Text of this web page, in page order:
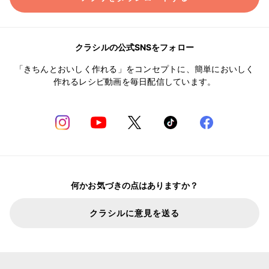
クラシルの公式SNSをフォロー
「きちんとおいしく作れる」をコンセプトに、簡単においしく
作れるレシピ動画を毎日配信しています。
何かお気づきの点はありますか？
クラシルに意見を送る